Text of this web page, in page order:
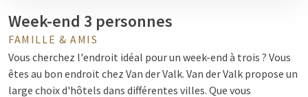
Week-end 3 personnes
FAMILLE & AMIS
Vous cherchez l'endroit idéal pour un week-end à trois ? Vous
êtes au bon endroit chez Van der Valk. Van der Valk propose un
large choix d'hôtels dans différentes villes. Que vous